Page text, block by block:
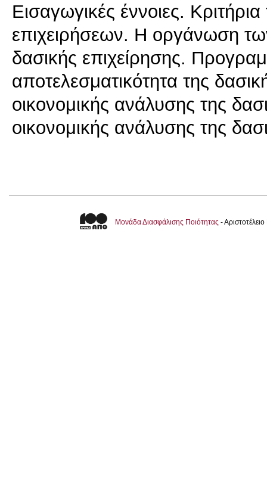
Εισαγωγικές έννοιες.
επιχειρήσεων. Η οργάνωση
δασικής επιχείρησης.
αποτελεσματικότητα της
οικονομικής ανάλυσης της
οικονομικής ανάλυσης της
Μονάδα Διασφάλισης Ποιότητας -